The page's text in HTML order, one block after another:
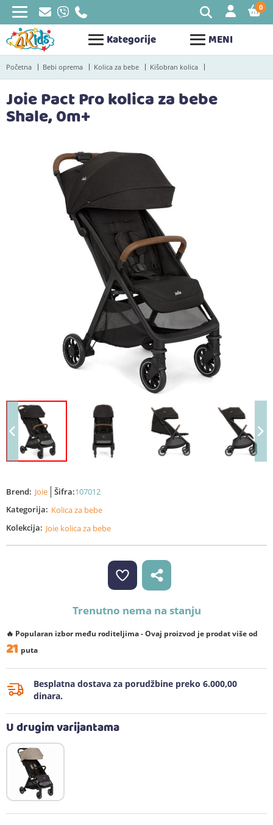
Kategorije MENI
0
Početna Bebi oprema Kolica za bebe Kišobran kolica
Joie Pact Pro kolica za bebe
Shale, 0m+
Brend: Joie Šifra:107012
Kategorija: Kolica za bebe
Kolekcija: Joie kolica za bebe
Trenutno nema na stanju
🔥 Popularan izbor među roditeljima - Ovaj proizvod je prodat više od
21 puta
Besplatna dostava za porudžbine preko 6.000,00
dinara.
U drugim varijantama